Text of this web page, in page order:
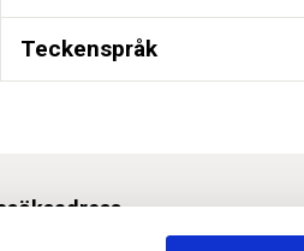
Teckenspråk